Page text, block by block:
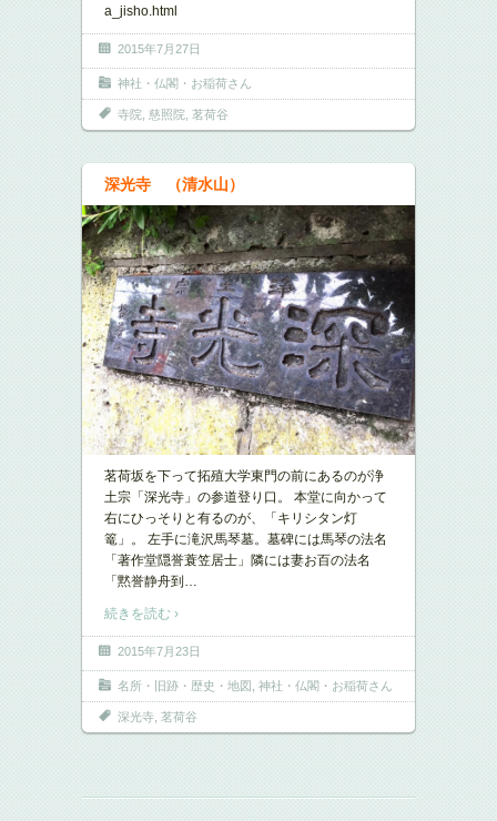
a_jisho.html
2015年7月27日
神社・仏閣・お稲荷さん
寺院 慈照院 茗荷谷
深光寺 （清水山）
茗荷坂を下って拓殖大学東門の前にあるのが浄
土宗「深光寺」の参道登り口。 本堂に向かって
右にひっそりと有るのが、「キリシタン灯
篭」。 左手に滝沢馬琴墓。墓碑には馬琴の法名
「著作堂隠誉蓑笠居士」隣には妻お百の法名
「黙誉静舟到 …
続きを読む ›
2015年7月23日
名所・旧跡・歴史・地図 神社・仏閣・お稲荷さん
深光寺 茗荷谷